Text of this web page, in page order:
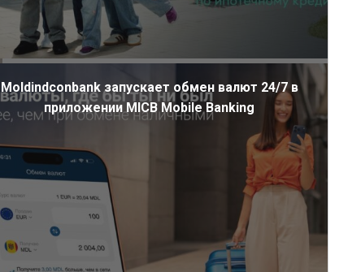
Moldindconbank запускает обмен валют 24/7 в
приложении MICB Mobile Banking